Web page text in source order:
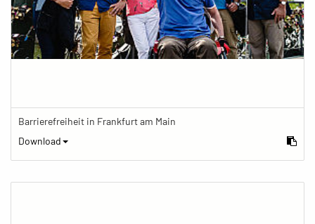
Barrierefreiheit in Frankfurt am Main
Download